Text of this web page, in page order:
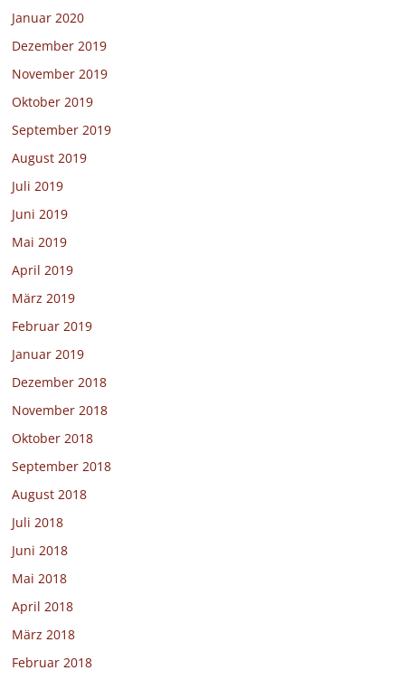
Januar 2020
Dezember 2019
November 2019
Oktober 2019
September 2019
August 2019
Juli 2019
Juni 2019
Mai 2019
April 2019
März 2019
Februar 2019
Januar 2019
Dezember 2018
November 2018
Oktober 2018
September 2018
August 2018
Juli 2018
Juni 2018
Mai 2018
April 2018
März 2018
Februar 2018